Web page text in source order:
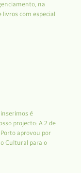
na
livros com especial
é
projecto: A 2 de
aprovou por
Cultural para o